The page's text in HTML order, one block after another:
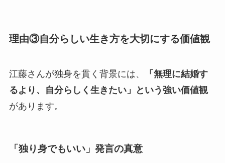
理由③自分らしい生き方を大切にする価値観
江藤さんが独身を貫く背景には、
「無理に結婚す
るより、自分らしく生きたい」という強い価値観
があります。
「独り身でもいい」発言の真意